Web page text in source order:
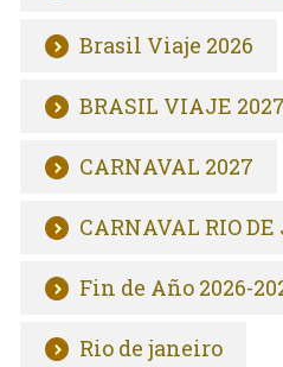
Brasil Viaje 2026
BRASIL VIAJE 2027
CARNAVAL 2027
CARNAVAL RIO
Fin de Año 2026-
Rio de janeiro